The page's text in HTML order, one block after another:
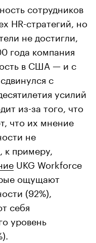
сотрудников
HR-стратегий, но
не достигли,
года компания
в США — и с
с
усилий
из-за того, что
что их мнение
не
к примеру,
UKG Workforce
ощущают
(92%),
себя
уровень